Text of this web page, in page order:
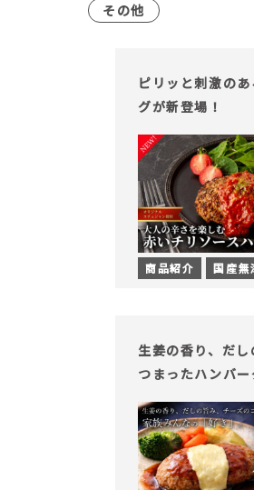
その他
ピリッと刺激の
グが新登場！
商品紹介 国産無
生姜の香り、だ
つまったハンバ